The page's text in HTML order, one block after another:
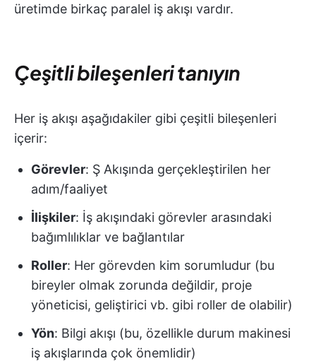
üretimde birkaç paralel iş akışı vardır.
Çeşitli bileşenleri tanıyın
Her iş akışı aşağıdakiler gibi çeşitli bileşenleri
içerir:
Görevler: Ş Akışında gerçekleştirilen her
adım/faaliyet
İlişkiler: İş akışındaki görevler arasındaki
bağımlılıklar ve bağlantılar
Roller: Her görevden kim sorumludur (bu
bireyler olmak zorunda değildir, proje
yöneticisi, geliştirici vb. gibi roller de olabilir)
Yön: Bilgi akışı (bu, özellikle durum makinesi
iş akışlarında çok önemlidir)